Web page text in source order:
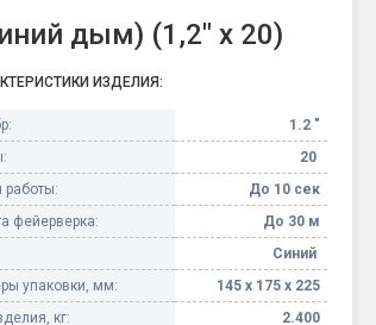
гирлянды
шоу
дым) (1,2" х 20)
ИЗДЕЛИЯ:
1.2 "
20
работы:
До 10 сек
фейерверка:
До 30 м
Синий
упаковки, мм:
145 х 175 х 225
кг:
2.400